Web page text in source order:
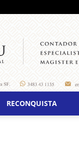
RECONQUISTA